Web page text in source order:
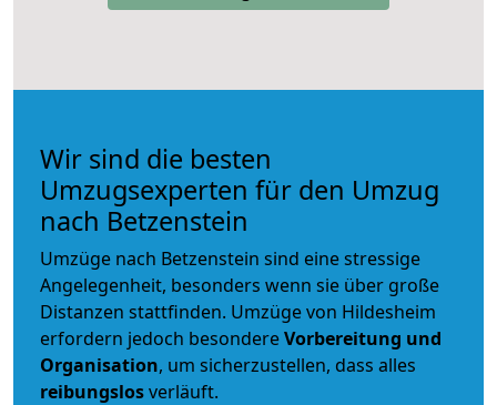
Wir sind die besten
Umzugsexperten für den Umzug
nach Betzenstein
Umzüge nach Betzenstein sind eine stressige
Angelegenheit, besonders wenn sie über große
Distanzen stattfinden. Umzüge von Hildesheim
erfordern jedoch besondereVorbereitung und
Organisation, um sicherzustellen, dass alles
reibungslosverläuft.